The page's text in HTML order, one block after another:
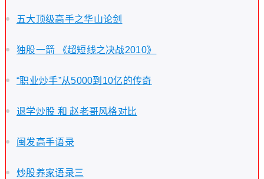
五大顶级高手之华山论剑
独股一箭 《超短线之决战2010》
“职业炒手”从5000到10亿的传奇
退学炒股 和 赵老哥风格对比
闽发高手语录
炒股养家语录三